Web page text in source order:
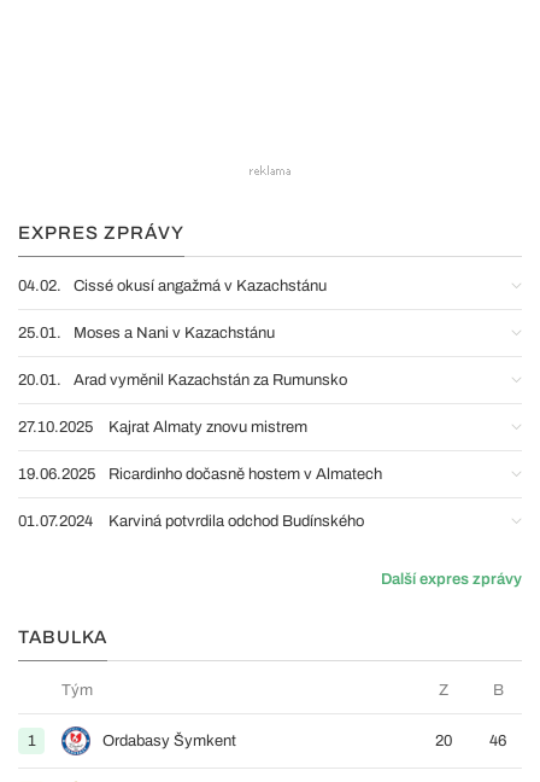
EXPRES ZPRÁVY
04.02. Cissé okusí angažmá v Kazachstánu
25.01. Moses a Nani v Kazachstánu
20.01. Arad vyměnil Kazachstán za Rumunsko
27.10.2025 Kajrat Almaty znovu mistrem
19.06.2025 Ricardinho dočasně hostem v Almatech
01.07.2024 Karviná potvrdila odchod Budínského
Další expres zprávy
TABULKA
Tým Z B
1 Ordabasy Šymkent 20 46